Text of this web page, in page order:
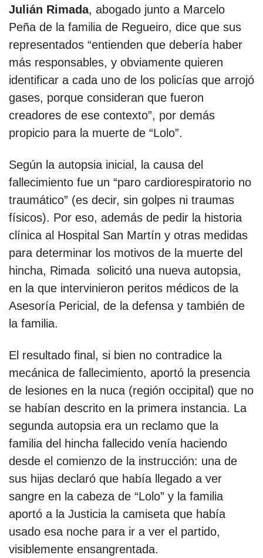
Julián Rimada, abogado junto a Marcelo
Peña de la familia de Regueiro, dice que sus
representados “entienden que debería haber
más responsables, y obviamente quieren
identificar a cada uno de los policías que arrojó
gases, porque consideran que fueron
creadores de ese contexto”, por demás
propicio para la muerte de “Lolo”.
Según la autopsia inicial, la causa del
fallecimiento fue un “paro cardiorespiratorio no
traumático” (es decir, sin golpes ni traumas
físicos). Por eso, además de pedir la historia
clínica al Hospital San Martín y otras medidas
para determinar los motivos de la muerte del
hincha, Rimada solicitó una nueva autopsia,
en la que intervinieron peritos médicos de la
Asesoría Pericial, de la defensa y también de
la familia.
El resultado final, si bien no contradice la
mecánica de fallecimiento, aportó la presencia
de lesiones en la nuca (región occipital) que no
se habían descrito en la primera instancia. La
segunda autopsia era un reclamo que la
familia del hincha fallecido venía haciendo
desde el comienzo de la instrucción: una de
sus hijas declaró que había llegado a ver
sangre en la cabeza de “Lolo” y la familia
aportó a la Justicia la camiseta que había
usado esa noche para ir a ver el partido,
visiblemente ensangrentada.